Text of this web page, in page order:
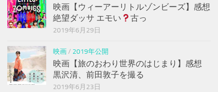
映画【ウィーアーリトルゾンビーズ】感想
絶望ダッサ エモい
古っ
2019年6月29日
映画/ 2019年公開
映画【旅のおわり世界のはじまり】感想
黒沢清、前田敦子を撮る
2019年6月23日